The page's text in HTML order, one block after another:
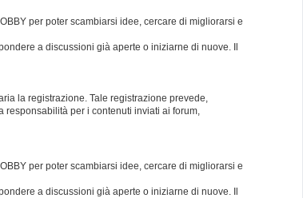
per poter scambiarsi idee, cercare di migliorarsi e
a discussioni già aperte o iniziarne di nuove. Il
la registrazione. Tale registrazione prevede,
responsabilità per i contenuti inviati ai forum,
per poter scambiarsi idee, cercare di migliorarsi e
a discussioni già aperte o iniziarne di nuove. Il